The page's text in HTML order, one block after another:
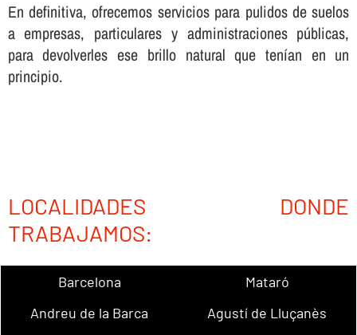
En definitiva, ofrecemos servicios para pulidos de suelos
a empresas, particulares y administraciones públicas,
para devolverles ese brillo natural que tení­an en un
principio.
LOCALIDADES DONDE
TRABAJAMOS:
Barcelona
Mataró
Andreu de la Barca
Agustí de Lluçanès